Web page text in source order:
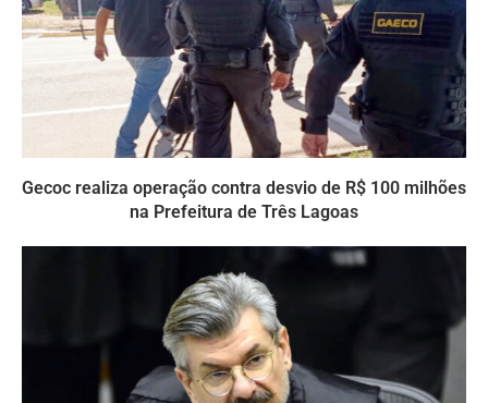
Gecoc realiza operação contra desvio de R$ 100 milhões
na Prefeitura de Três Lagoas